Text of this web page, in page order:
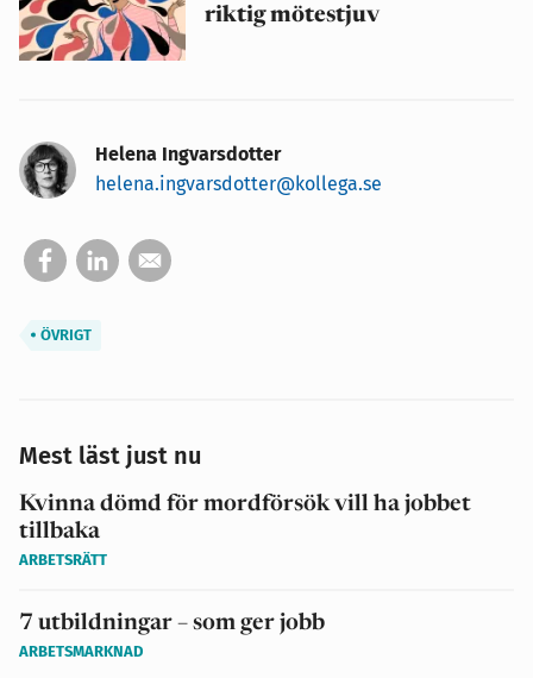
riktig mötestjuv
Helena Ingvarsdotter
helena.ingvarsdotter@kollega.se
ÖVRIGT
Mest läst just nu
Kvinna dömd för mordförsök vill ha jobbet
tillbaka
ARBETSRÄTT
7 utbildningar – som ger jobb
ARBETSMARKNAD